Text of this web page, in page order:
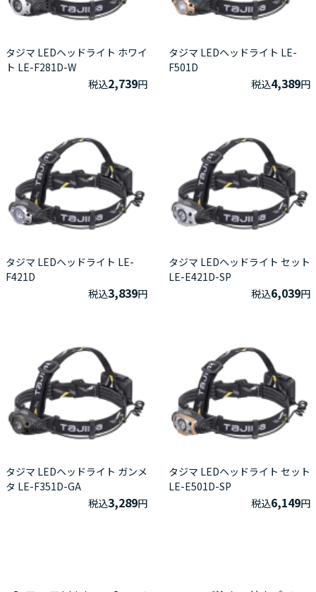
タジマ LEDヘッドライト ホワイ
ト LE-F281D-W
税込2,739円
タジマ LEDヘッドライト LE-
F501D
税込4,389円
タジマ LEDヘッドライト LE-
F421D
税込3,839円
タジマ LEDヘッドライト セット
LE-E421D-SP
税込6,039円
タジマ LEDヘッドライト ガンメ
タ LE-F351D-GA
税込3,289円
タジマ LEDヘッドライト セット
LE-E501D-SP
税込6,149円